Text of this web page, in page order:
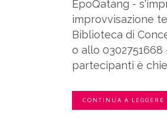
EpoQatang -
improvvisazione
Biblioteca di
o allo
partecipanti è
CONTINUA A LEGGERE